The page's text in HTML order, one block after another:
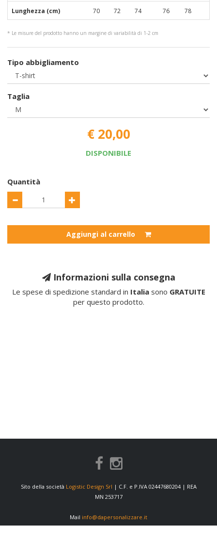
Lunghezza (cm) 70 72 74 76 78
* Le misure del prodotto hanno un margine di variabilità di 1-2 cm
Tipo abbigliamento
Taglia
€ 20,00
DISPONIBILE
Quantità
Aggiungi al carrello
Informazioni sulla consegna
Le spese di spedizione standard in Italiasono GRATUITE
per questo prodotto.
Sito della società Logistic Design Srl | C.F. e P.IVA 02447680204 | REA
MN 253717
Mail info@dapersonalizzare.it